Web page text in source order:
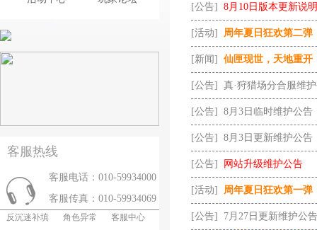
客服热线
客服电话：010-59934000
客服传真：010-59934069
反沉迷补填 角色异常 客服中心
[公告] 8月10日版本更新说明
[活动] 周年夏日狂欢第二弹
[新闻] 仙匣现世，天地重开
[公告] 真·狩猎场分合服维
[公告] 8月3日临时维护公告
[公告] 8月3日更新维护公告
[公告] 网站升级维护公告
[活动] 周年夏日狂欢第一弹
[公告] 7月27日更新维护公告